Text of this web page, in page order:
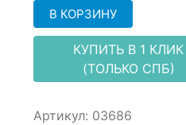
В КОРЗИНУ
КУПИТЬ В 1 КЛИК
(ТОЛЬКО СПБ)
Артикул: 03686